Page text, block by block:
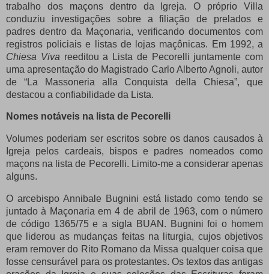
trabalho dos maçons dentro da Igreja.O próprio Villa
conduziu investigações sobre a filiação de prelados e
padres dentro da Maçonaria, verificando documentos com
registros policiais e listas de lojas maçônicas.
Em 1992, a
Chiesa Viva reeditou a Lista de Pecorelli juntamente com
uma apresentação do Magistrado Carlo Alberto Agnoli, autor
de “La Massoneria alla Conquista della Chiesa”, que
destacou a confiabilidade da Lista.
Nomes notáveis ​​na lista de Pecorelli
Volumes poderiam ser escritos sobre os danos causados ​​à
Igreja pelos cardeais, bispos e padres nomeados como
maçons na lista de Pecorelli. Limito-me a considerar apenas
alguns.
O arcebispo Annibale Bugnini está listado como tendo se
juntado à Maçonaria em 4 de abril de 1963, com o número
de código 1365/75 e a sigla BUAN.
Bugnini foi o homem
que liderou as mudanças feitas na liturgia, cujos objetivos
eram remover do Rito Romano da Missa qualquer coisa que
fosse censurável para os protestantes. Os textos das antigas